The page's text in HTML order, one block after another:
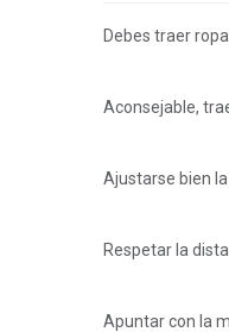
Debes traer
Aconsejable,
Ajustarse bien
Respetar la
Apuntar con la